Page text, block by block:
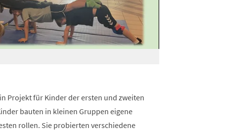
Projekt für Kinder der ersten und zweiten
bauten in kleinen Gruppen eigene
rollen. Sie probierten verschiedene